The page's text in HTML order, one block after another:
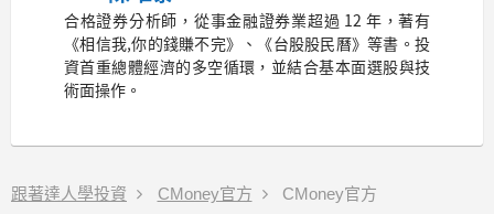
合格證券分析師，從事金融證券業超過 12 年，著有
《相信我,你的錢賺不完》、《台股股民曆》等書。投
資首重總體經濟的多空循環，並結合基本面選股與技
術面操作。
跟著達人學投資 CMoney官方 CMoney官方